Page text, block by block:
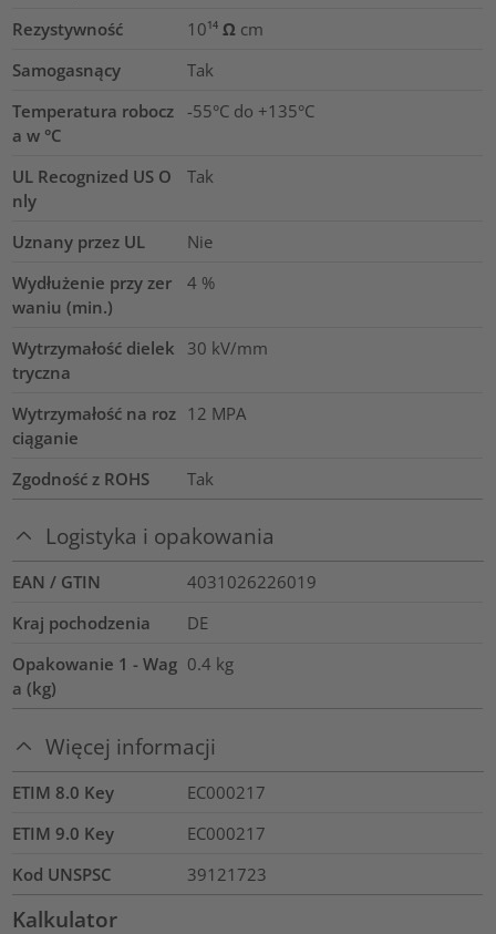
Rezystywność
10¹⁴ Ω cm
Samogasnący
Tak
Temperatura robocz
a w °C
-55°C do +135°C
UL Recognized US O
nly
Tak
Uznany przez UL
Nie
Wydłużenie przy zer
waniu (min.)
4 %
Wytrzymałość dielek
tryczna
30 kV/mm
Wytrzymałość na roz
ciąganie
12 MPA
Zgodność z ROHS Tak
Logistyka i opakowania
EAN / GTIN
4031026226019
Kraj pochodzenia
DE
Opakowanie 1 - Wag
a (kg)
0.4 kg
Więcej informacji
ETIM 8.0 Key
EC000217
ETIM 9.0 Key
EC000217
Kod UNSPSC
39121723
Kalkulator